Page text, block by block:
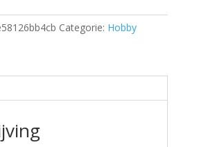
Categorie: Hobby